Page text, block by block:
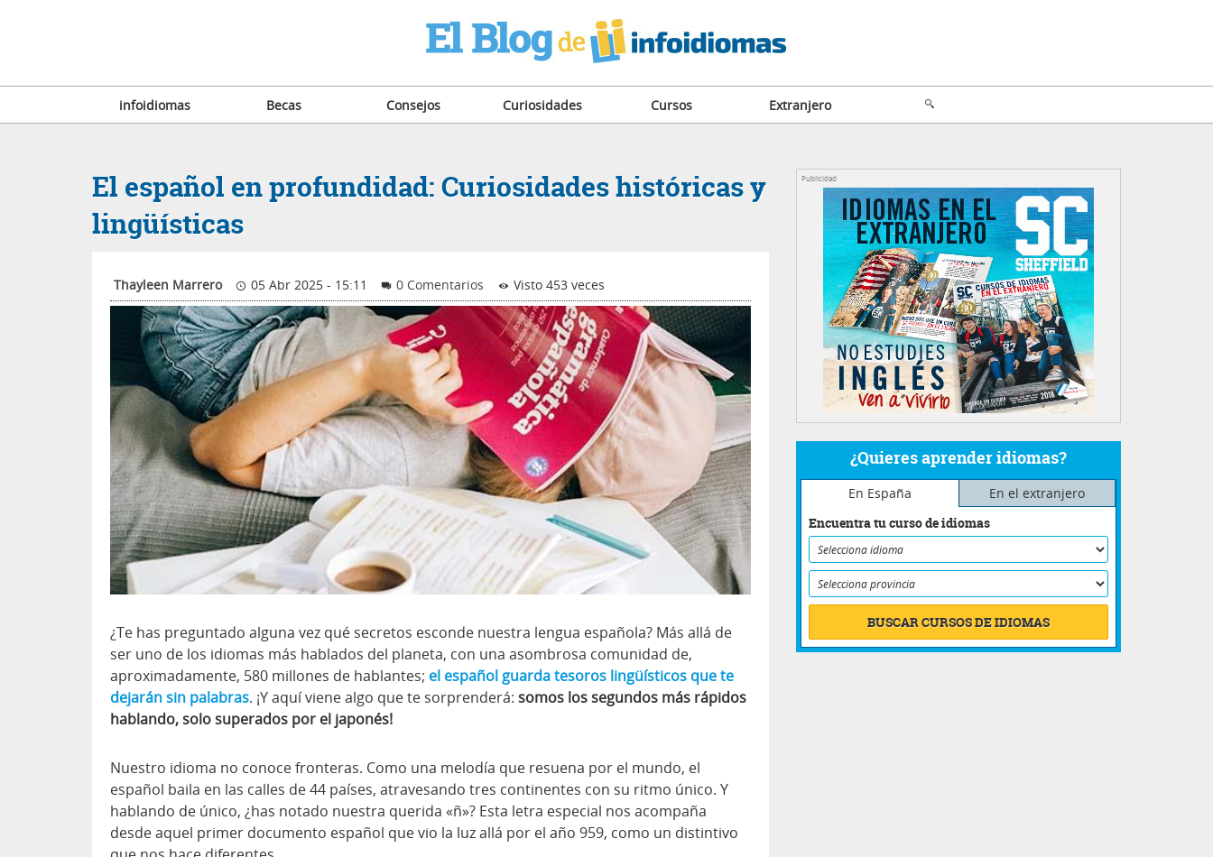
infoidiomas Becas Consejos Curiosidades Cursos Extranjero
El español en profundidad: Curiosidades históricas y
lingüísticas
Thayleen Marrero 05 Abr 2025 - 15:11 0 Comentarios Visto 453 veces
¿Te has preguntado alguna vez qué secretos esconde nuestra lengua española? Más allá de
ser uno de los idiomas más hablados del planeta, con una asombrosa comunidad de,
aproximadamente, 580 millones de hablantes; el español guarda tesoros lingüísticos que te
dejarán sin palabras. ¡Y aquí viene algo que te sorprenderá: somos los segundos más rápidos
hablando, solo superados por el japonés!
Nuestro idioma no conoce fronteras. Como una melodía que resuena por el mundo, el
español baila en las calles de 44 países, atravesando tres continentes con su ritmo único. Y
hablando de único, ¿has notado nuestra querida «ñ»? Esta letra especial nos acompaña
desde aquel primer documento español que vio la luz allá por el año 959, como un distintivo
Publicidad
¿Quieres aprender idiomas?
En España
En el extranjero
Encuentra tu curso de idiomas
BUSCAR CURSOS DE IDIOMAS